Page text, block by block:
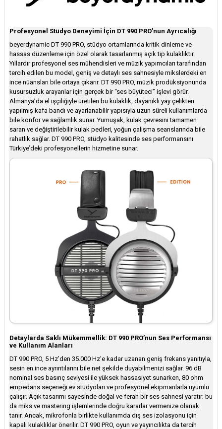
Profesyonel Stüdyo Deneyimi İçin DT 990 PRO’nun Ayrıcalığı
beyerdynamic DT 990 PRO, stüdyo ortamlarında kritik dinleme ve
hassas düzenleme için özel olarak tasarlanmış açık tip kulaklıktır.
Yıllardır profesyonel ses mühendisleri ve müzik yapımcıları tarafından
tercih edilen bu model, geniş ve detaylı ses sahnesiyle mikslerdeki en
ince nüansları bile ortaya çıkarır. DT 990 PRO, müzik prodüksiyonunda
kusursuzluk arayanlar için gerçek bir “ses büyüteci” işlevi görür.
Almanya’da el işçiliğiyle üretilen bu kulaklık, dayanıklı yay çelikten
yapılmış kafa bandı ve ayarlanabilir yapısıyla uzun süreli kullanımlarda
bile konfor ve sağlamlık sunar. Yumuşak, kulak çevresini tamamen
saran ve değiştirilebilir kulak pedleri, yoğun çalışma seanslarında bile
rahatlık sağlar. DT 990 PRO, stüdyo kalitesinde ses performansını
Türkiye’deki profesyonellerin hizmetine sunar.
Detaylarda Saklı Mükemmellik: DT 990 PRO’nun Ses Performansı
ve Kullanım Alanları
DT 990 PRO, 5 Hz’den 35.000 Hz’e kadar uzanan geniş frekans yanıtıyla,
sesin en ince ayrıntılarını bile net şekilde duyabilmenizi sağlar. 96 dB
nominal ses basınç seviyesi ile yüksek hassasiyet sunarken, 80 ohm
empedans seçeneği ev stüdyoları ve profesyonel ekipmanlarla uyumlu
çalışır. Açık tasarımı sayesinde doğal ve ferah bir ses sahnesi yaratır; bu
da miks ve mastering işlemlerinde doğru kararlar vermenize olanak
tanır. Ancak, mikrofonla birlikte kullanımda dış ses izolasyonu için
kapalı kulaklıklar önerilir. DT 990 PRO, oyun ve yayıncılıkta da tercih